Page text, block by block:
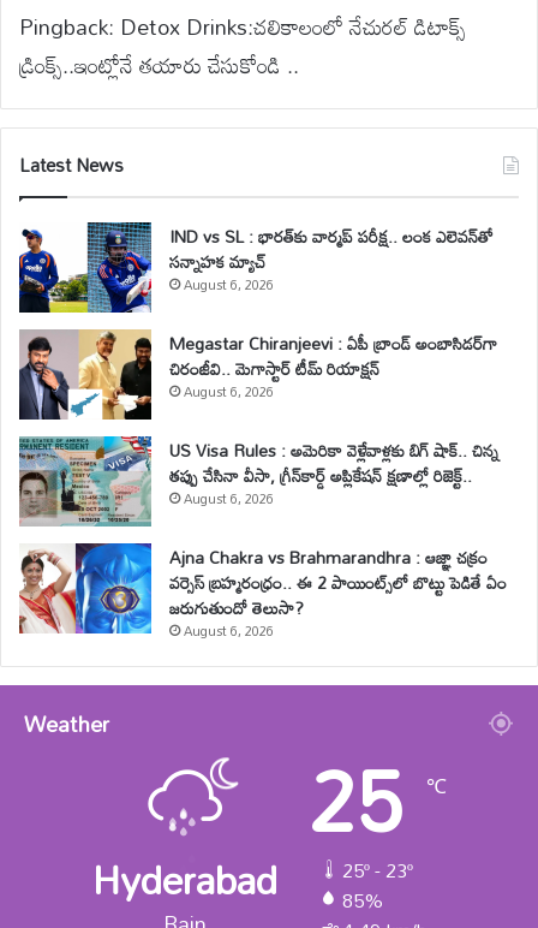
Pingback: Detox Drinks:చలికాలంలో నేచురల్ డిటాక్స్
డ్రింక్స్..ఇంట్లోనే తయారు చేసుకోండి ..
Latest News
IND vs SL : భారత్‌కు వార్మప్ పరీక్ష.. లంక ఎలెవన్‌తో
సన్నాహక మ్యాచ్
August 6, 2026
Megastar Chiranjeevi : ఏపీ బ్రాండ్ అంబాసిడర్‌గా
చిరంజీవి.. మెగాస్టార్ టీమ్ రియాక్షన్
August 6, 2026
US Visa Rules : అమెరికా వెళ్లేవాళ్లకు బిగ్ షాక్.. చిన్న
తప్పు చేసినా వీసా, గ్రీన్‌కార్డ్ అప్లికేషన్ క్షణాల్లో రిజెక్ట్..
August 6, 2026
Ajna Chakra vs Brahmarandhra : ఆజ్ఞా చక్రం
వర్సెస్ బ్రహ్మరంధ్రం.. ఈ 2 పాయింట్స్‌లో బొట్టు పెడితే ఏం
జరుగుతుందో తెలుసా?
August 6, 2026
Weather
Hyderabad 25 ℃
25º - 23º
85%